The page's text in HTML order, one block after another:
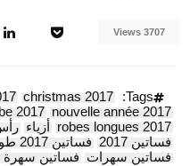
3707 Views
Tags:
christmas 2017
nouvelle année 2017
2017
robes longues 2017 أزياء رأس
فساتين 2017
فساتين 2017 طويلة
فساتين سهرات فساتين سهرة 2017